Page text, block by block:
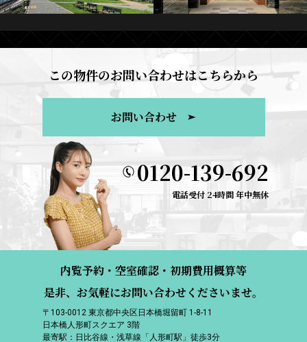
この物件のお問い合わせはこちらから
お問い合わせ
0120-139-692
電話受付 24時間 年中無休
内覧予約・空室確認・初期費用概算等
是非、お気軽にお問い合わせくださいませ。
〒103-0012 東京都中央区日本橋堀留町 1-8-11
日本橋人形町スクエア 3階
最寄駅：日比谷線・浅草線「人形町駅」徒歩3分